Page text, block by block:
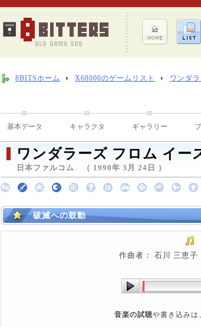
8BITSホーム X68000のゲームリスト ワンダ
基本データ キャラクタ ギャラリー
ワンダラーズ フロム イー
日本ファルコム （ 1990年 3月 24日 ）
破滅への鼓動
作曲者： 石川 三恵
音楽の試聴や書き込みは